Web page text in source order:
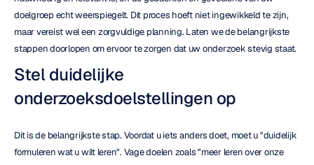
doelgroep echt weerspiegelt. Dit proces hoeft niet ingewikkeld te zijn,
maar vereist wel een zorgvuldige planning. Laten we de belangrijkste
stappen doorlopen om ervoor te zorgen dat uw onderzoek stevig staat.
Stel duidelijke
onderzoeksdoelstellingen op
Dit is de belangrijkste stap. Voordat u iets anders doet, moet u "duidelijk
formuleren wat u wilt leren". Vage doelen zoals "meer leren over onze